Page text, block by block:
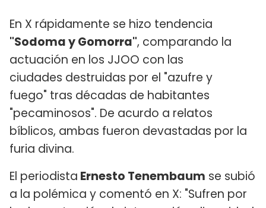
En X rápidamente se hizo tendencia
"Sodoma y Gomorra", comparando la
actuación en los JJOO con las
ciudades destruidas por el "azufre y
fuego" tras décadas de habitantes
"pecaminosos". De acurdo a relatos
bíblicos, ambas fueron devastadas por la
furia divina.
El periodista Ernesto Tenembaum se subió
a la polémica y comentó en X: "Sufren por